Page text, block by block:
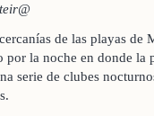
de las playas de
por la noche en donde la
serie de clubes